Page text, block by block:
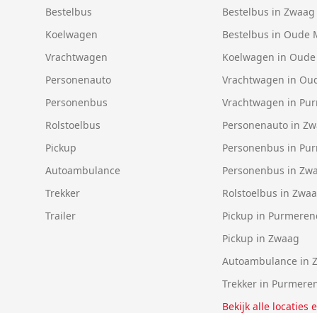
Bestelbus
Koelwagen
Vrachtwagen
Personenauto
Personenbus
Rolstoelbus
Pickup
Autoambulance
Trekker
Trailer
Bestelbus in Zwaag
Bestelbus in Oude
Koelwagen in
Vrachtwagen in
Vrachtwagen in
Personenauto in
Personenbus in
Personenbus in
Rolstoelbus in
Pickup in
Pickup in Zwaag
Autoambulance in
Trekker in
Bekijk alle locaties